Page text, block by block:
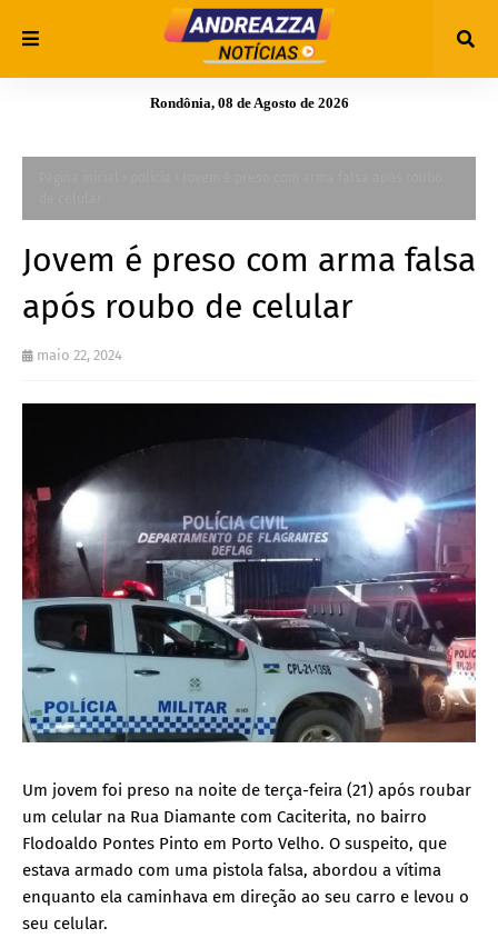
Rondônia, 08 de Agosto de 2026
Jovem é preso com arma falsa
após roubo de celular
maio 22, 2024
Um jovem foi preso na noite de terça-feira (21) após roubar
um celular na Rua Diamante com Caciterita, no bairro
Flodoaldo Pontes Pinto em Porto Velho. O suspeito, que
estava armado com uma pistola falsa, abordou a vítima
enquanto ela caminhava em direção ao seu carro e levou o
seu celular.